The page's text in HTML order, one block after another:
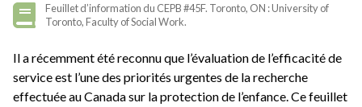
Feuillet d’information du CEPB #45F. Toronto, ON : University of
Toronto, Faculty of Social Work.
Il a récemment été reconnu que l’évaluation de l’efficacité de
service est l’une des priorités urgentes de la recherche
effectuée au Canada sur la protection de l’enfance. Ce feuillet